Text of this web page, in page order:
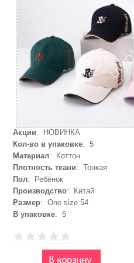
Акции: НОВИНКА
Кол-во в упаковке: 5
Материал: Коттон
Плотность ткани: Тонкая
Пол: Ребёнок
Производство: Китай
Размер: One size 54
В упаковке: 5